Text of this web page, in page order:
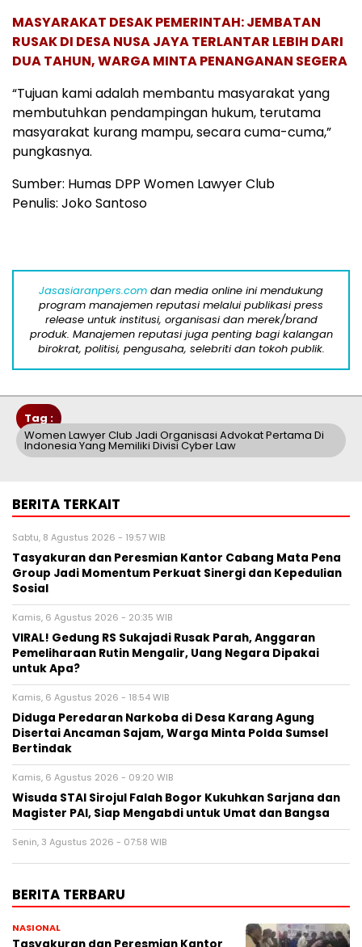
MASYARAKAT DESAK PEMERINTAH: JEMBATAN
RUSAK DI DESA NUSA JAYA TERLANTAR LEBIH DARI
DUA TAHUN, WARGA MINTA PENANGANAN SEGERA
“Tujuan kami adalah membantu masyarakat yang
membutuhkan pendampingan hukum, terutama
masyarakat kurang mampu, secara cuma-cuma,”
pungkasnya.
Sumber: Humas DPP Women Lawyer Club
Penulis: Joko Santoso
Jasasiaranpers.com dan media online ini mendukung
program manajemen reputasi melalui publikasi press
release untuk institusi, organisasi dan merek/brand
produk. Manajemen reputasi juga penting bagi kalangan
birokrat, politisi, pengusaha, selebriti dan tokoh publik.
Tag :
Women Lawyer Club Jadi Organisasi Advokat Pertama Di
Indonesia Yang Memiliki Divisi Cyber Law
BERITA TERKAIT
Sabtu, 8 Agustus 2026 - 19:57 WIB
Tasyakuran dan Peresmian Kantor Cabang Mata Pena
Group Jadi Momentum Perkuat Sinergi dan Kepedulian
Sosial
Kamis, 6 Agustus 2026 - 20:35 WIB
VIRAL! Gedung RS Sukajadi Rusak Parah, Anggaran
Pemeliharaan Rutin Mengalir, Uang Negara Dipakai
untuk Apa?
Kamis, 6 Agustus 2026 - 18:54 WIB
Diduga Peredaran Narkoba di Desa Karang Agung
Disertai Ancaman Sajam, Warga Minta Polda Sumsel
Bertindak
Kamis, 6 Agustus 2026 - 09:20 WIB
Wisuda STAI Sirojul Falah Bogor Kukuhkan Sarjana dan
Magister PAI, Siap Mengabdi untuk Umat dan Bangsa
Senin, 3 Agustus 2026 - 07:58 WIB
BERITA TERBARU
NASIONAL
Tasyakuran dan Peresmian Kantor